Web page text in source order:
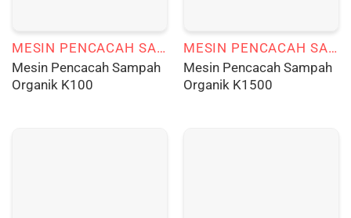
MESIN PENCACAH SAMPAH ORGANIK
Mesin Pencacah Sampah
Organik K100
MESIN PENCACAH SAMPAH ORGANIK
Mesin Pencacah Sampah
Organik K1500